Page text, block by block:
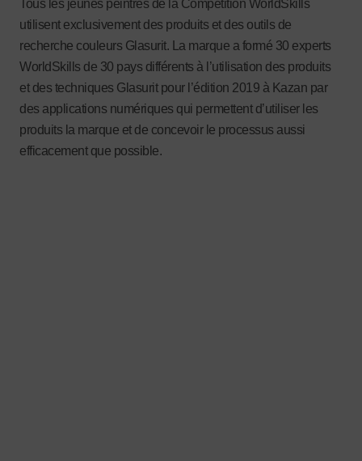
Tous les jeunes peintres de la Compétition WorldSkills
utilisent exclusivement des produits et des outils de
recherche couleurs Glasurit. La marque a formé 30 experts
WorldSkills de 30 pays différents à l’utilisation des produits
et des techniques Glasurit pour l’édition 2019 à Kazan par
des applications numériques qui permettent d’utiliser les
produits la marque et de concevoir le processus aussi
efficacement que possible.